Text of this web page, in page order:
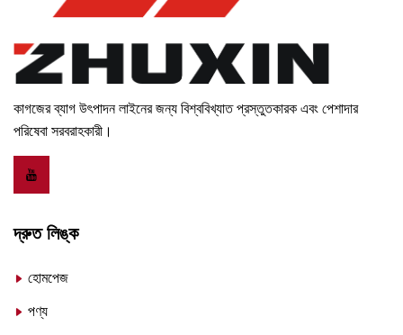
কাগজের ব্যাগ উৎপাদন লাইনের জন্য বিশ্ববিখ্যাত প্রস্তুতকারক এবং পেশাদার
পরিষেবা সরবরাহকারী।
দ্রুত লিঙ্ক
হোমপেজ
পণ্য